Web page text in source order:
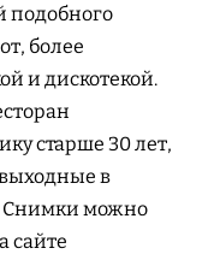
подобного
более
и дискотекой.
старше 30 лет,
в
Снимки можно
сайте